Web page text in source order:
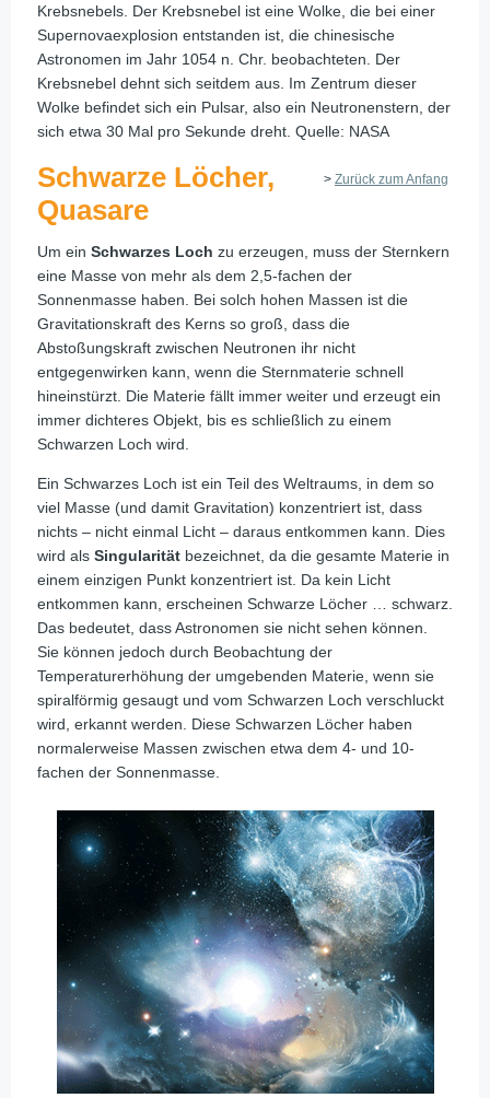
Krebsnebels. Der Krebsnebel ist eine Wolke, die bei einer
Supernovaexplosion entstanden ist, die chinesische
Astronomen im Jahr 1054 n. Chr. beobachteten. Der
Krebsnebel dehnt sich seitdem aus. Im Zentrum dieser
Wolke befindet sich ein Pulsar, also ein Neutronenstern, der
sich etwa 30 Mal pro Sekunde dreht. Quelle: NASA
> Zurück zum Anfang
Schwarze Löcher,
Quasare
Um ein Schwarzes Loch zu erzeugen, muss der Sternkern
eine Masse von mehr als dem 2,5-fachen der
Sonnenmasse haben. Bei solch hohen Massen ist die
Gravitationskraft des Kerns so groß, dass die
Abstoßungskraft zwischen Neutronen ihr nicht
entgegenwirken kann, wenn die Sternmaterie schnell
hineinstürzt. Die Materie fällt immer weiter und erzeugt ein
immer dichteres Objekt, bis es schließlich zu einem
Schwarzen Loch wird.
Ein Schwarzes Loch ist ein Teil des Weltraums, in dem so
viel Masse (und damit Gravitation) konzentriert ist, dass
nichts – nicht einmal Licht – daraus entkommen kann. Dies
wird als Singularität bezeichnet, da die gesamte Materie in
einem einzigen Punkt konzentriert ist. Da kein Licht
entkommen kann, erscheinen Schwarze Löcher … schwarz.
Das bedeutet, dass Astronomen sie nicht sehen können.
Sie können jedoch durch Beobachtung der
Temperaturerhöhung der umgebenden Materie, wenn sie
spiralförmig gesaugt und vom Schwarzen Loch verschluckt
wird, erkannt werden. Diese Schwarzen Löcher haben
normalerweise Massen zwischen etwa dem 4- und 10-
fachen der Sonnenmasse.